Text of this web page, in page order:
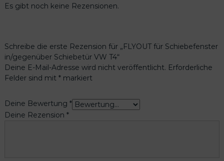
Es gibt noch keine Rezensionen.
Schreibe die erste Rezension für „FLYOUT für Schiebefenster
in/gegenüber Schiebetür VW T4“
Deine E-Mail-Adresse wird nicht veröffentlicht. Erforderliche
Felder sind mit *markiert
Deine Bewertung *
Deine Rezension *